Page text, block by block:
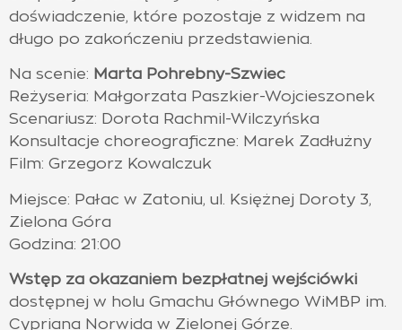
doświadczenie, które pozostaje z widzem na
długo po zakończeniu przedstawienia.
Na scenie: Marta Pohrebny-Szwiec
Reżyseria: Małgorzata Paszkier-Wojcieszonek
Scenariusz: Dorota Rachmil-Wilczyńska
Konsultacje choreograficzne: Marek Zadłużny
Film: Grzegorz Kowalczuk
Miejsce: Pałac w Zatoniu, ul. Księżnej Doroty 3,
Zielona Góra
Godzina: 21:00
Wstęp za okazaniem bezpłatnej wejściówki
dostępnej w holu Gmachu Głównego WiMBP im.
Cypriana Norwida w Zielonej Górze.